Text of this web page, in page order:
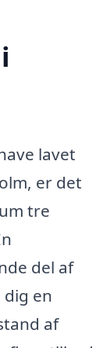
lavet
er det
tre
del af
en
af